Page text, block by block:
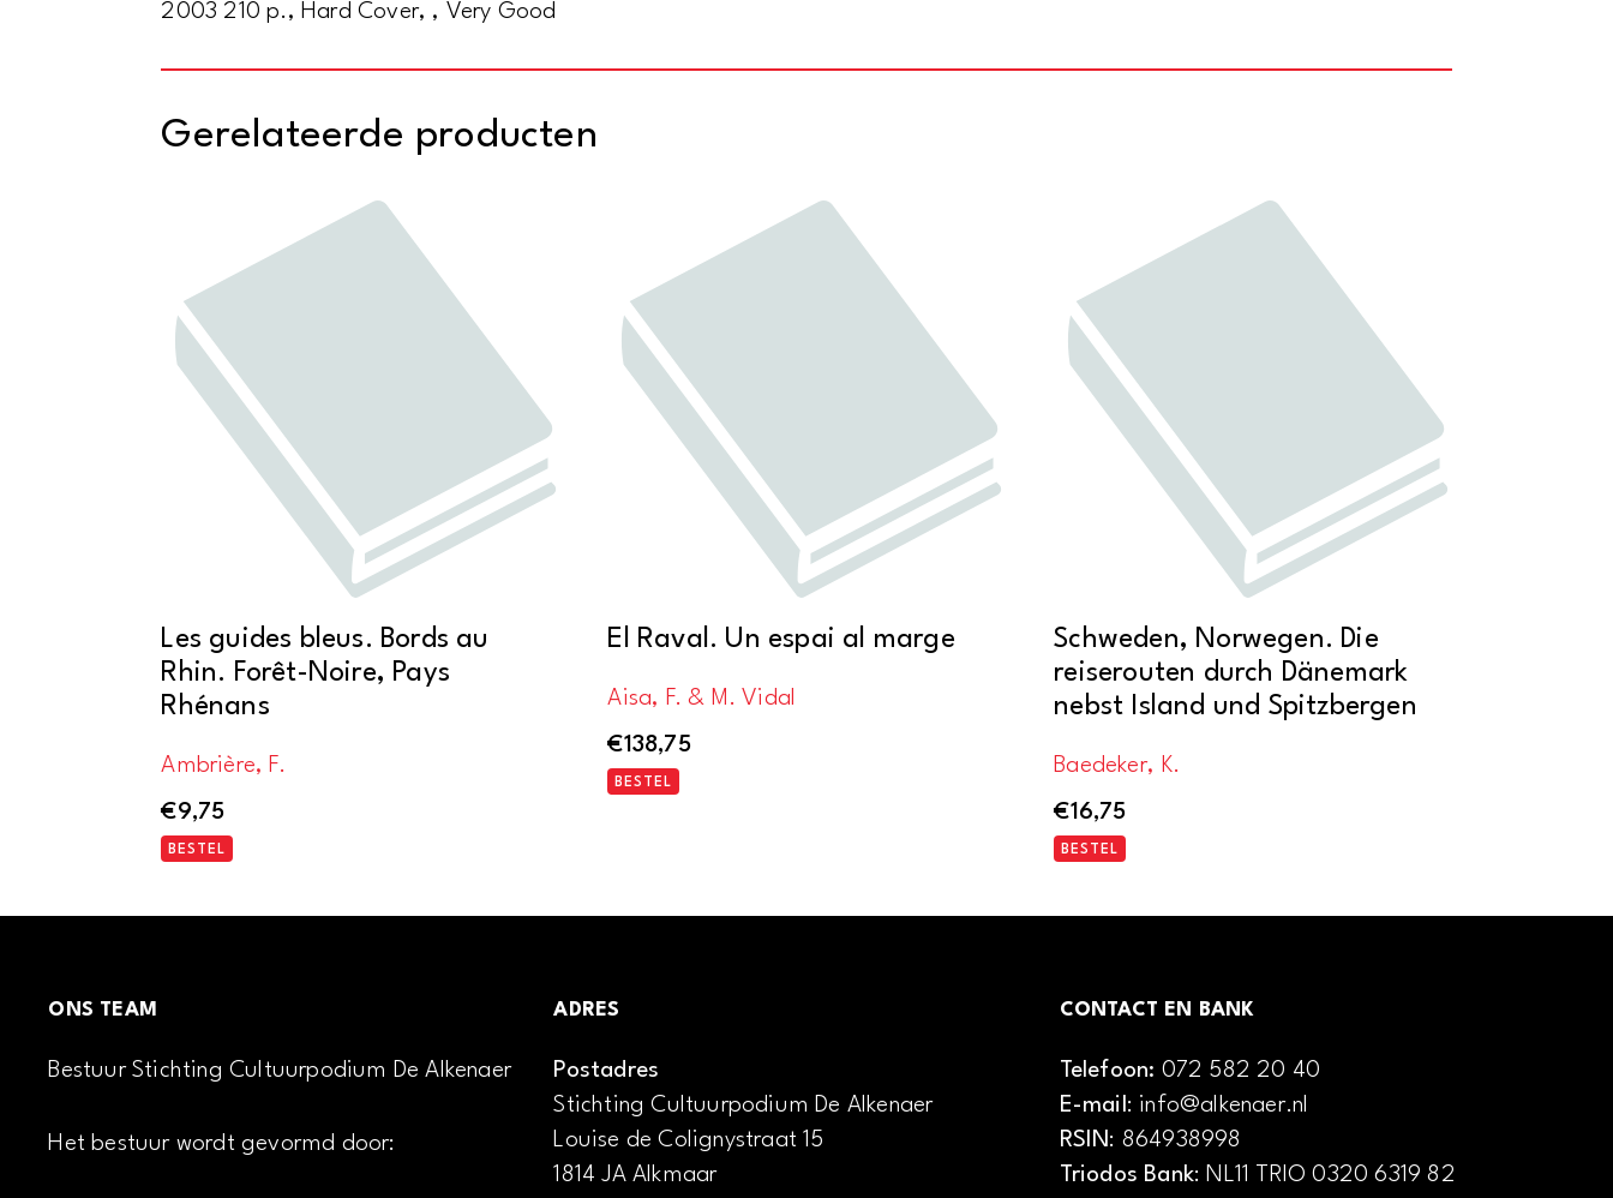
2003 210 p., Hard Cover, , Very Good
Gerelateerde producten
Les guides bleus. Bords au
Rhin. Forêt-Noire, Pays
Rhénans
Ambrière, F.
€9,75
BESTEL
El Raval. Un espai al marge
Aisa, F. & M. Vidal
€138,75
BESTEL
Schweden, Norwegen. Die
reiserouten durch Dänemark
nebst Island und Spitzbergen
Baedeker, K.
€16,75
BESTEL
ONS TEAM
Bestuur Stichting Cultuurpodium De Alkenaer
Het bestuur wordt gevormd door:
ADRES
Postadres
Stichting Cultuurpodium De Alkenaer
Louise de Colignystraat 15
1814 JA Alkmaar
CONTACT EN BANK
Telefoon: 072 582 20 40
E-mail: info@alkenaer.nl
RSIN: 864938998
Triodos Bank: NL11 TRIO 0320 6319 82